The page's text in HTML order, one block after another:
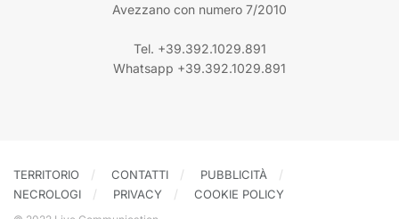
Avezzano con numero 7/2010
Tel. +39.392.1029.891
Whatsapp +39.392.1029.891
TERRITORIO CONTATTI
PUBBLICITÀ
NECROLOGI
PRIVACY COOKIE POLICY